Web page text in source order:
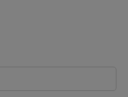
アイテムを探す
価格